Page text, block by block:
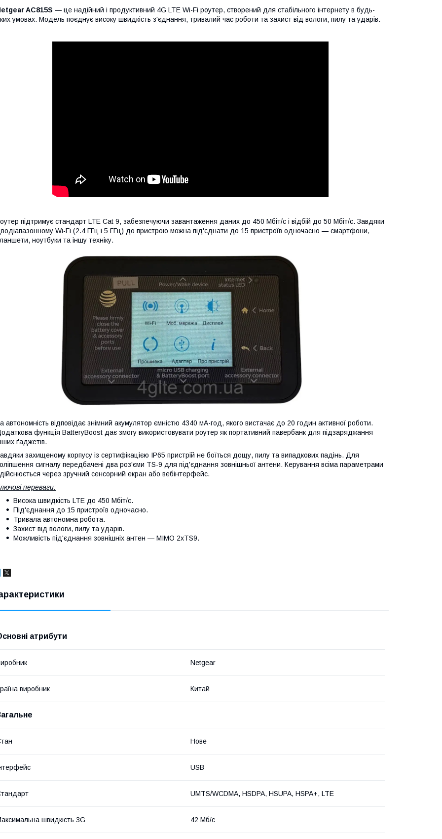
AC815S — це надійний і продуктивний 4G LTE Wi-Fi роутер, створений для стабільного інтернету в будь-
умовах. Модель поєднує високу швидкість з'єднання, тривалий час роботи та захист від вологи, пилу та ударів.
підтримує стандарт LTE Cat 9, забезпечуючи завантаження даних до 450 Мбіт/с і відбій до 50 Мбіт/с. Завдяки
Wi-Fi (2.4 ГГц і 5 ГГц) до пристрою можна під'єднати до 15 пристроїв одночасно — смартфони,
ноутбуки та іншу техніку.
автономність відповідає знімний акумулятор ємністю 4340 мА·год, якого вистачає до 20 годин активної роботи.
функція BatteryBoost дає змогу використовувати роутер як портативний павербанк для підзаряджання
ґаджетів.
захищеному корпусу із сертифікацією IP65 пристрій не боїться дощу, пилу та випадкових падінь. Для
сигналу передбачені два роз'єми TS-9 для під'єднання зовнішньої антени. Керування всіма параметрами
через зручний сенсорний екран або вебінтерфейс.
переваги:
Висока швидкість LTE до 450 Мбіт/с.
Під'єднання до 15 пристроїв одночасно.
Тривала автономна робота.
Захист від вологи, пилу та ударів.
Можливість під'єднання зовнішніх антен — MIMO 2xTS9.
атрибути
Netgear
виробник Китай
Нове
USB
UMTS/WCDMA, HSDPA, HSUPA, HSPA+, LTE
швидкість 3G 42 Мб/с